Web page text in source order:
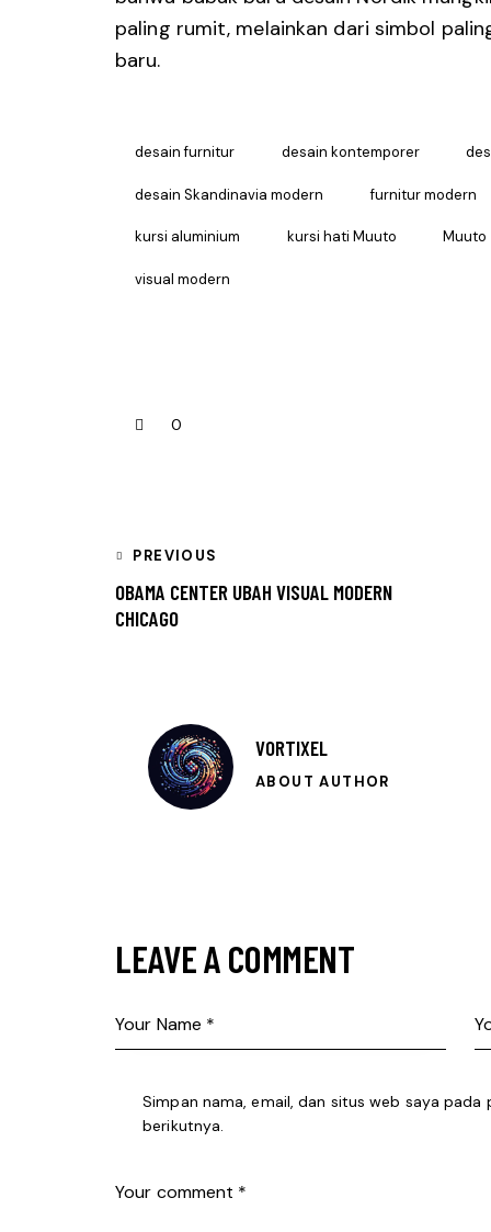
paling rumit, melainkan dari simbol
baru.
desain furnitur desain kontemporer
desain Skandinavia modern furnitur modern
kursi aluminium kursi hati Muuto Muuto
visual modern
0
PREVIOUS
OBAMA CENTER UBAH VISUAL MODERN
CHICAGO
VORTIXEL
ABOUT AUTHOR
LEAVE A COMMENT
Simpan nama, email, dan situs web saya
berikutnya.